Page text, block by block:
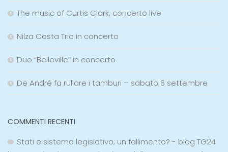
The music of Curtis Clark, concerto live
Nilza Costa Trio in concerto
Duo “Belleville” in concerto
De André fa rullare i tamburi – sabato 6 settembre
COMMENTI RECENTI
Stati e sistema legislativo; un fallimento? - blog TG24